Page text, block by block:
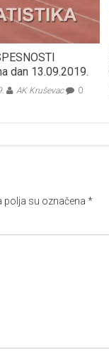
dan 13.09.2019.
AK Kruševac 0
polja su označena *